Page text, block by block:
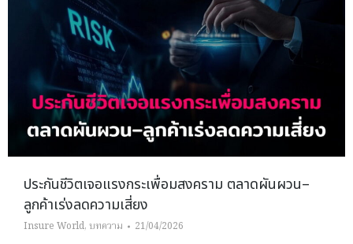
ประกันชีวิตเจอแรงกระเพื่อมสงคราม ตลาดผันผวน–
ลูกค้าเร่งลดความเสี่ยง
Insure World, บทความ 21/04/2026